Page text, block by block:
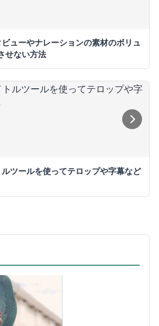
ューやナレーションの素材のボリュ
せない方法
ツールを使ってテロップや字幕など